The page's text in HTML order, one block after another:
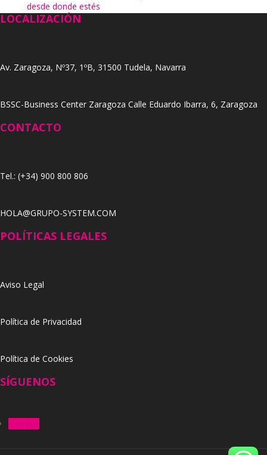
desde donde estés
LOCALIZACIÓN
Av. Zaragoza, Nº37, 1ºB, 31500 Tudela, Navarra
BSSC-Business Center Zaragoza Calle Eduardo Ibarra, 6, Zaragoza
CONTACTO
Tel.: (+34) 900 800 806
HOLA@GRUPO-SYSTEM.COM
POLÍTICAS LEGALES
Aviso Legal
Política de Privacidad
Política de Cookies
SÍGUENOS